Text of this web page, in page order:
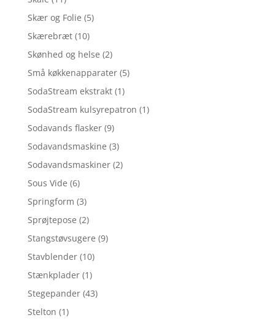
Skær og Folie (5)
Skærebræt (10)
Skønhed og helse (2)
Små køkkenapparater (5)
SodaStream ekstrakt (1)
SodaStream kulsyrepatron (1)
Sodavands flasker (9)
Sodavandsmaskine (3)
Sodavandsmaskiner (2)
Sous Vide (6)
Springform (3)
Sprøjtepose (2)
Stangstøvsugere (9)
Stavblender (10)
Stænkplader (1)
Stegepander (43)
Stelton (1)